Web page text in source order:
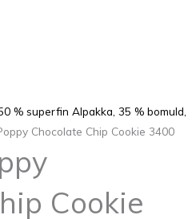
% superfin Alpakka, 35 % bomuld,
Chocolate Chip Cookie 3400
Cookie